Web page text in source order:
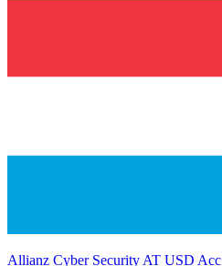
Allianz Cyber Security AT USD Acc